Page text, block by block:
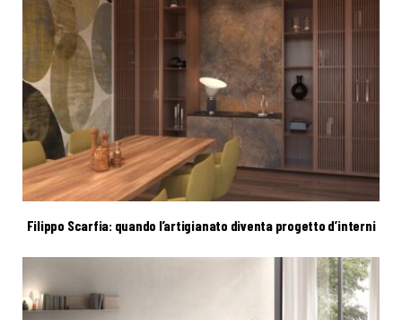
Filippo Scarfia: quando l’artigianato diventa progetto d’interni